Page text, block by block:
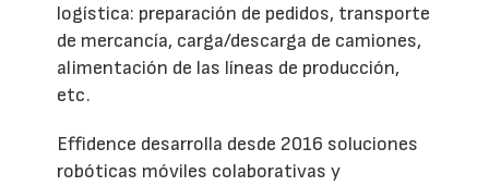
logística: preparación de pedidos, transporte
de mercancía, carga/descarga de camiones,
alimentación de las líneas de producción,
etc.
Effidence desarrolla desde 2016 soluciones
robóticas móviles colaborativas y